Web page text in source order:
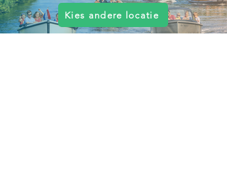
Kies andere locatie